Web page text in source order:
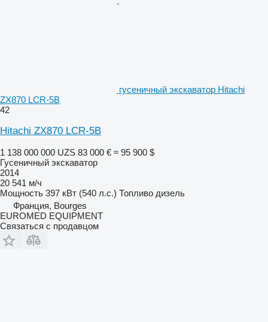
гусеничный экскаватор Hitachi
ZX870 LCR-5B
42
Hitachi ZX870 LCR-5B
1 138 000 000 UZS 83 000 € ≈ 95 900 $
Гусеничный экскаватор
2014
20 541 м/ч
Мощность 397 кВт (540 л.с.) Топливо дизель
Франция, Bourges
EUROMED EQUIPMENT
Связаться с продавцом